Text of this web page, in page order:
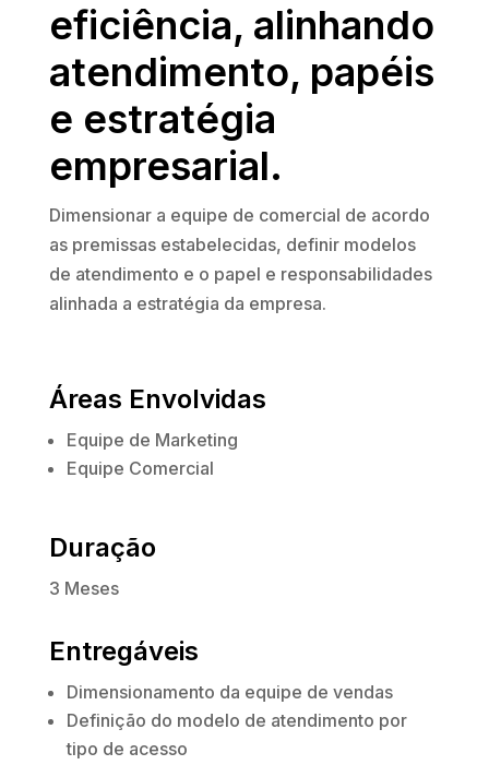
eficiência, alinhando
atendimento, papéis
e estratégia
empresarial.
Dimensionar a equipe de comercial de acordo
as premissas estabelecidas, definir modelos
de atendimento e o papel e responsabilidades
alinhada a estratégia da empresa.
Áreas Envolvidas
Equipe de Marketing
Equipe Comercial
Duração
3 Meses
Entregáveis
Dimensionamento da equipe de vendas
Definição do modelo de atendimento por
tipo de acesso